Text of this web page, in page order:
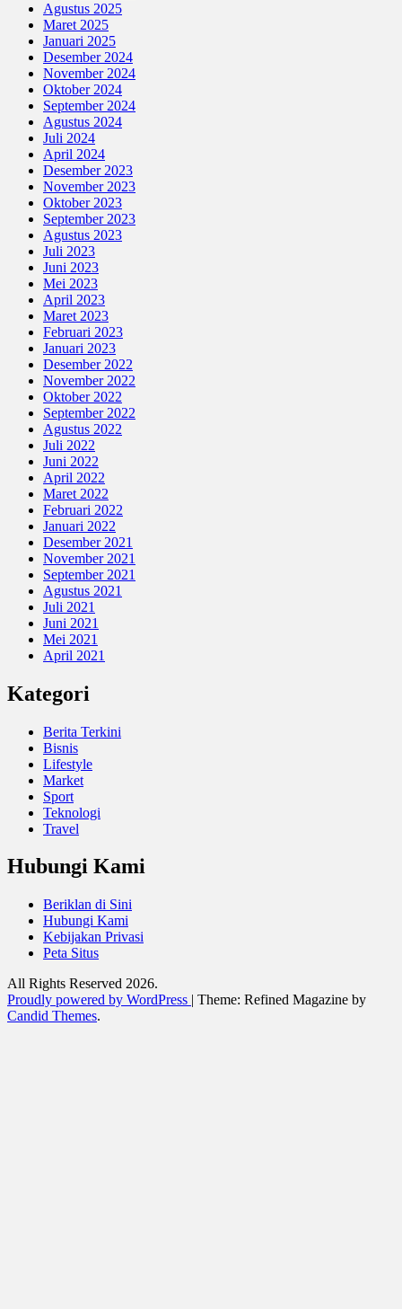
Agustus 2025
Maret 2025
Januari 2025
Desember 2024
November 2024
Oktober 2024
September 2024
Agustus 2024
Juli 2024
April 2024
Desember 2023
November 2023
Oktober 2023
September 2023
Agustus 2023
Juli 2023
Juni 2023
Mei 2023
April 2023
Maret 2023
Februari 2023
Januari 2023
Desember 2022
November 2022
Oktober 2022
September 2022
Agustus 2022
Juli 2022
Juni 2022
April 2022
Maret 2022
Februari 2022
Januari 2022
Desember 2021
November 2021
September 2021
Agustus 2021
Juli 2021
Juni 2021
Mei 2021
April 2021
Kategori
Berita Terkini
Bisnis
Lifestyle
Market
Sport
Teknologi
Travel
Hubungi Kami
Beriklan di Sini
Hubungi Kami
Kebijakan Privasi
Peta Situs
All Rights Reserved 2026.
Proudly powered by WordPress | Theme: Refined Magazine by
Candid Themes.